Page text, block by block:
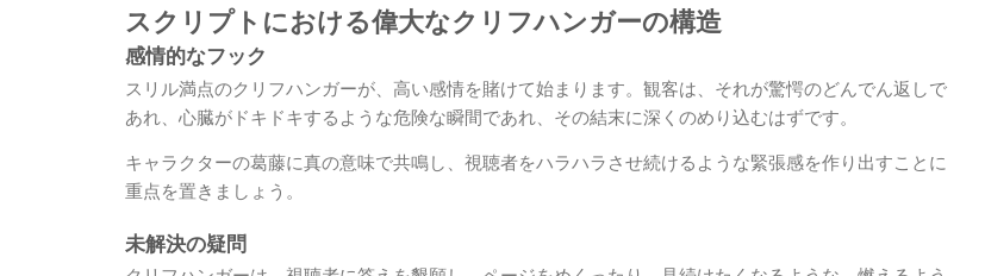
スクリプトにおける偉大なクリフハンガーの構造
感情的なフック
スリル満点のクリフハンガーが、高い感情を賭けて始まります。観客は、それが驚愕のどんでん返しで
あれ、心臓がドキドキするような危険な瞬間であれ、その結末に深くのめり込むはずです。
キャラクターの葛藤に真の意味で共鳴し、視聴者をハラハラさせ続けるような緊張感を作り出すことに
重点を置きましょう。
未解決の疑問